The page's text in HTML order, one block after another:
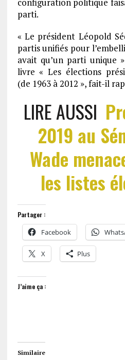
parti.
« Le président Léopold
partis unifiés pour
avait qu’un parti unique
livre « Les élections
(de 1963 à 2012 », fait-il
LIRE AUSSI
2019 au
Wade
les listes
Partager :
Facebook
X Plus
J’aime ça :
Similaire